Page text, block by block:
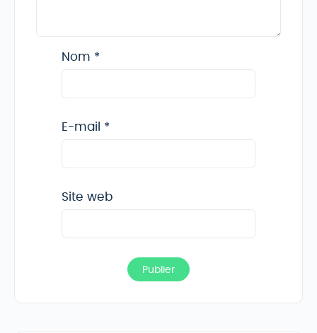
Nom *
E-mail *
Site web